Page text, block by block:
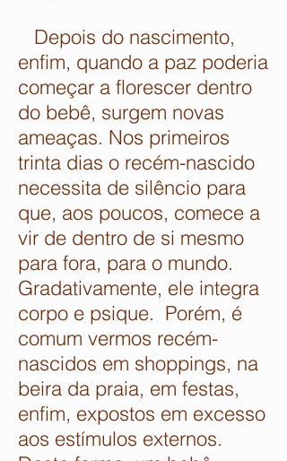
Depois do nascimento,
enfim, quando a paz poderia
começar a florescer dentro
do bebê, surgem novas
ameaças. Nos primeiros
trinta dias o recém-nascido
necessita de silêncio para
que, aos poucos, comece a
vir de dentro de si mesmo
para fora, para o mundo.
Gradativamente, ele integra
corpo e psique. Porém, é
comum vermos recém-
nascidos em shoppings, na
beira da praia, em festas,
enfim, expostos em excesso
aos estímulos externos.